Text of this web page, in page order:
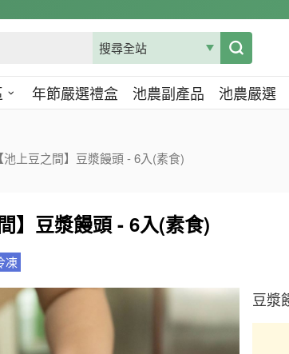
年節嚴選禮盒 池農副產品 池農嚴選
【池上豆之間】豆漿饅頭 - 6入(素食)
】豆漿饅頭 - 6入(素食)
凍
豆漿